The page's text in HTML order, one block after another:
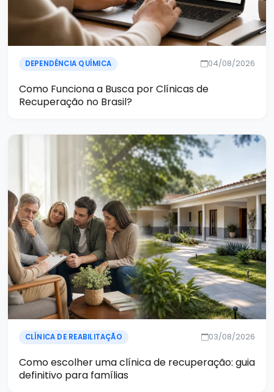
DEPENDÊNCIA QUÍMICA 04/08/2026
Como Funciona a Busca por Clínicas de
Recuperação no Brasil?
CLÍNICA DE REABILITAÇÃO 03/08/2026
Como escolher uma clínica de recuperação: guia
definitivo para famílias